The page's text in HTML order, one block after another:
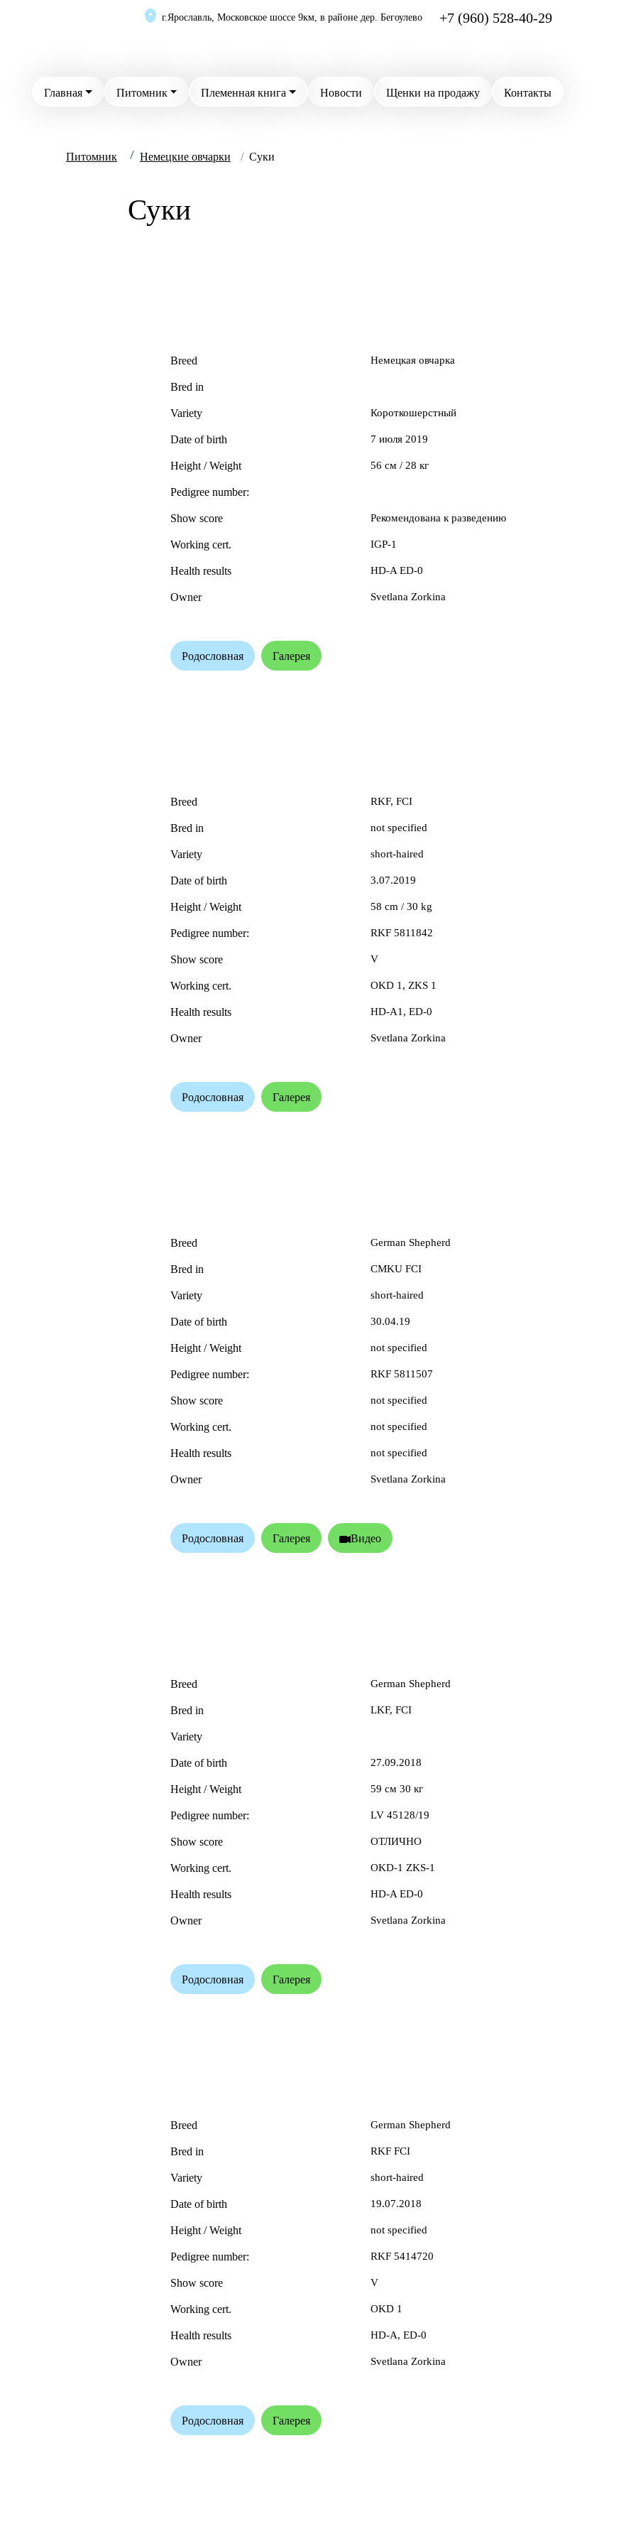
г.Ярославль, Московское шоссе 9км, в районе дер. Бегоулево +7 (960) 528-40-29
Главная Питомник Племенная книга Новости Щенки на продажу Контакты
Питомник Немецкие овчарки Суки
Суки
Breed Немецкая овчарка
Bred in
Variety Короткошерстный
Date of birth 7 июля 2019
Height / Weight 56 см / 28 кг
Pedigree number:
Show score Рекомендована к разведению
Working cert. IGP-1
Health results HD-A ED-0
Owner Svetlana Zorkina
Родословная Галерея
Breed RKF, FCI
Bred in not specified
Variety short-haired
Date of birth 3.07.2019
Height / Weight 58 cm / 30 kg
Pedigree number: RKF 5811842
Show score V
Working cert. OKD 1, ZKS 1
Health results HD-A1, ED-0
Owner Svetlana Zorkina
Родословная Галерея
Breed German Shepherd
Bred in CMKU FCI
Variety short-haired
Date of birth 30.04.19
Height / Weight not specified
Pedigree number: RKF 5811507
Show score not specified
Working cert. not specified
Health results not specified
Owner Svetlana Zorkina
Родословная Галерея Видео
Breed German Shepherd
Bred in LKF, FCI
Variety
Date of birth 27.09.2018
Height / Weight 59 см 30 кг
Pedigree number: LV 45128/19
Show score ОТЛИЧНО
Working cert. OKD-1 ZKS-1
Health results HD-A ED-0
Owner Svetlana Zorkina
Родословная Галерея
Breed German Shepherd
Bred in RKF FCI
Variety short-haired
Date of birth 19.07.2018
Height / Weight not specified
Pedigree number: RKF 5414720
Show score V
Working cert. OKD 1
Health results HD-A, ED-0
Owner Svetlana Zorkina
Родословная Галерея